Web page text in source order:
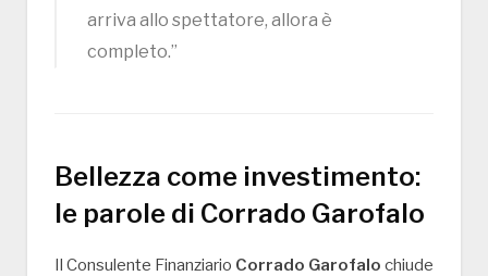
arriva allo spettatore, allora è
completo.”
Bellezza come investimento:
le parole di Corrado Garofalo
Il Consulente Finanziario Corrado Garofalo chiude